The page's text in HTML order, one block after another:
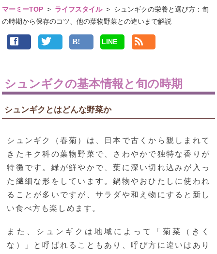
マーミーTOP > ライフスタイル> シュンギクの栄養と選び方：旬
の時期から保存のコツ、他の葉物野菜との違いまで解説
LINE
シュンギクの基本情報と旬の時期
シュンギクとはどんな野菜か
シュンギク（春菊）は、日本で古くから親しまれて
きたキク科の葉物野菜で、さわやかで独特な香りが
特徴です。緑が鮮やかで、葉に深い切れ込みが入っ
た繊細な形をしています。鍋物やおひたしに使われ
ることが多いですが、サラダや和え物にすると新し
い食べ方も楽しめます。
また、シュンギクは地域によって「菊菜（きく
な）」と呼ばれることもあり、呼び方に違いはあり